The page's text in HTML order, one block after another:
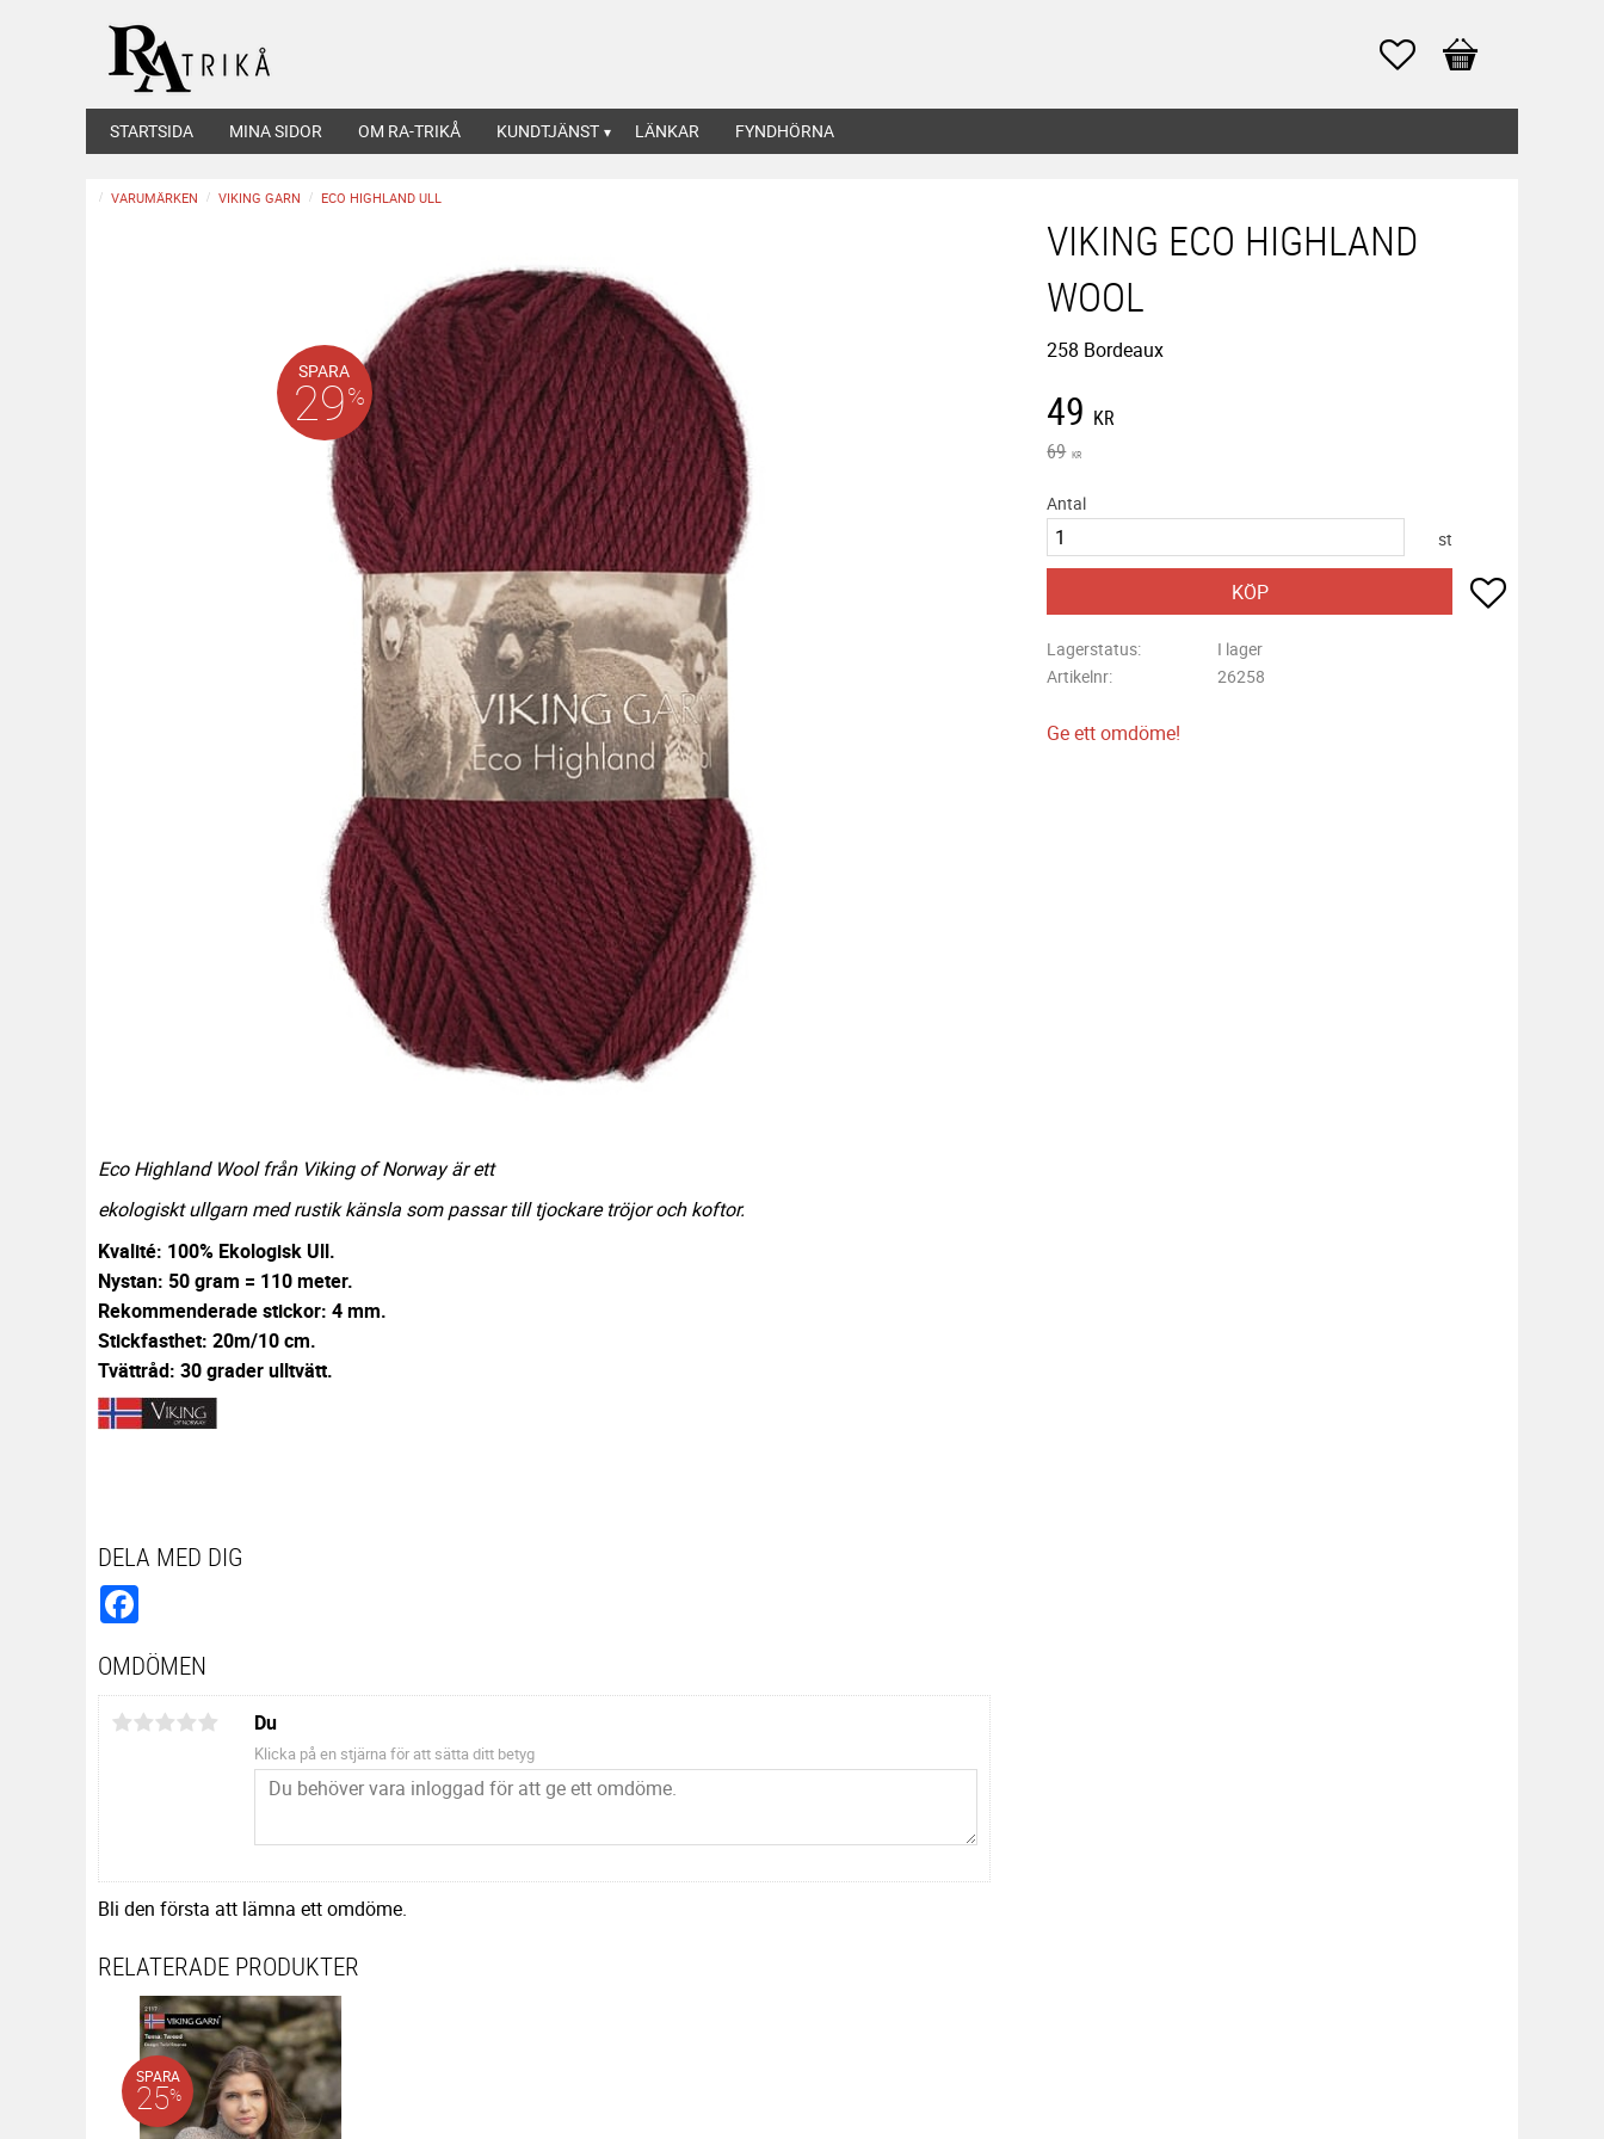
Favoriter
Kundvagn
STARTSIDA MINA SIDOR OM RA-TRIKÅ KUNDTJÄNST LÄNKAR FYNDHÖRNA
VARUMÄRKEN VIKING GARN ECO HIGHLAND ULL
VIKING ECO HIGHLAND
WOOL
258 Bordeaux
SPARA
29% Nedsatt pris:
49 KR
Ordinarie pris:
69 KR
Antal
st
KÖP Lägg till i
Lagerstatus
I lager
Artikelnr
26258
Ge ett omdöme!
Eco Highland Wool från Viking of Norway är ett
ekologiskt ullgarn med rustik känsla som passar till tjockare tröjor och koftor.
Kvalité: 100% Ekologisk Ull.
Nystan: 50 gram = 110 meter.
Rekommenderade stickor: 4 mm.
Stickfasthet: 20m/10 cm.
Tvättråd: 30 grader ulltvätt.
DELA MED DIG
OMDÖMEN
Du
Klicka på en stjärna för att sätta ditt betyg
Bli den första att lämna ett omdöme.
RELATERADE PRODUKTER
SPARA
25%